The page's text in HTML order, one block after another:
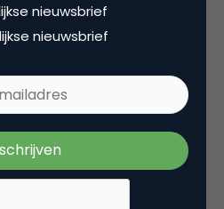
sturing werkt maar
dus een risico. Om
medewerkers effectief
taak van de manager de
rol om medewerker helpen
stellen.
nieuwsbrief
nieuwsbrief